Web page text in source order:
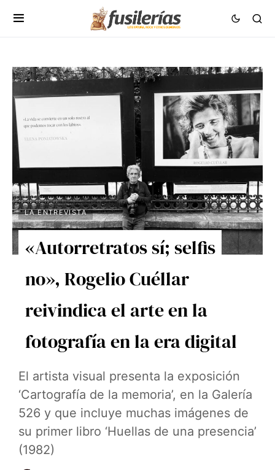
LA ENTREVISTA
«Autorretratos sí; selfis
no», Rogelio Cuéllar
reivindica el arte en la
fotografía en la era digital
El artista visual presenta la exposición
‘Cartografía de la memoria’, en la Galería
526 y que incluye muchas imágenes de
su primer libro ‘Huellas de una presencia’
(1982)